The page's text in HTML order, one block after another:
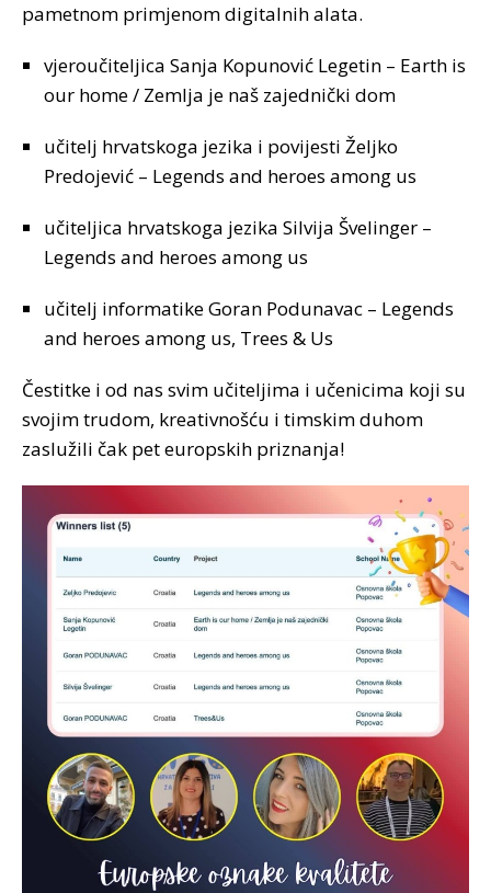
pametnom primjenom digitalnih alata.
vjeroučiteljica Sanja Kopunović Legetin – Earth is
our home / Zemlja je naš zajednički dom
učitelj hrvatskoga jezika i povijesti Željko
Predojević – Legends and heroes among us
učiteljica hrvatskoga jezika Silvija Švelinger –
Legends and heroes among us
učitelj informatike Goran Podunavac – Legends
and heroes among us, Trees & Us
Čestitke i od nas svim učiteljima i učenicima koji su
svojim trudom, kreativnošću i timskim duhom
zaslužili čak pet europskih priznanja!